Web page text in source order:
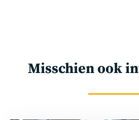
Misschien ook